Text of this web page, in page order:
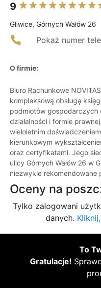
9
Gliwice, Górnych Wałów 26
Pokaż numer
O firmie:
Biuro Rachunkowe
kompleksową obsługę
podmiotów gospodarczych
działalności i formie
wieloletnim
kierunkowym
oraz certyfikatami. Jego
ulicy Górnych Wałów 26 w
niezwykle
Oceny na
Tylko zalogowani
danych.
To
Gratulacje!